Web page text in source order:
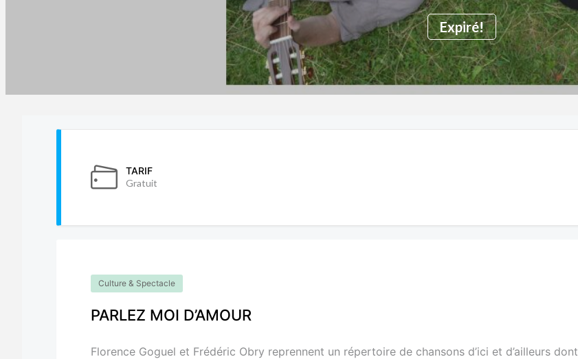
Expiré!
TARIF
Gratuit
Culture & Spectacle
PARLEZ MOI D’AMOUR
Florence Goguel et Frédéric Obry reprennent un répertoire de chansons d’ici et d’ailleurs dont